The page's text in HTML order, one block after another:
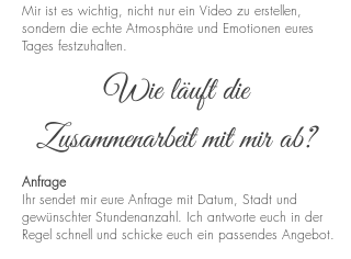
Mir ist es wichtig, nicht nur ein Video zu erstellen,
sondern die echte Atmosphäre und Emotionen eures
Tages festzuhalten.
Wie läuft die
Zusammenarbeit mit mir ab?
Anfrage
Ihr sendet mir eure Anfrage mit Datum, Stadt und
gewünschter Stundenanzahl. Ich antworte euch in der
Regel schnell und schicke euch ein passendes Angebot.